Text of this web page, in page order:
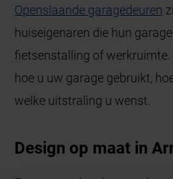
Openslaande garagedeuren
huiseigenaren die hun
fietsenstalling of werkruimte.
hoe u uw garage gebruikt,
welke uitstraling u wenst.
Design op maat in